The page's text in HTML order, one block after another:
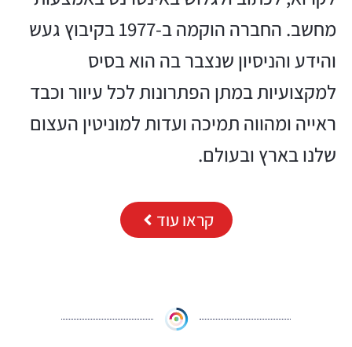
מחשב. החברה הוקמה ב-1977 בקיבוץ געש
והידע והניסיון שנצבר בה הוא בסיס
למקצועיות במתן הפתרונות לכל עיוור וכבד
ראייה ומהווה תמיכה ועדות למוניטין העצום
שלנו בארץ ובעולם.
קראו עוד